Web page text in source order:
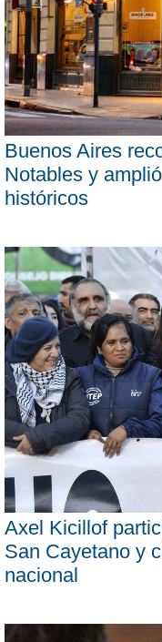
Buenos Aires
Notables y
históricos
Axel Kicillof
San Cayetano y
nacional